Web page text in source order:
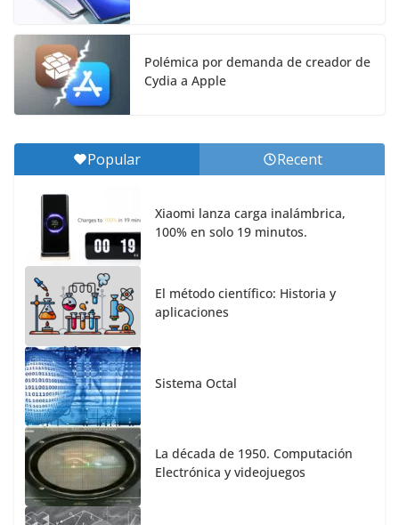
Polémica por demanda de creador de
Cydia a Apple
Popular Recent
Xiaomi lanza carga inalámbrica,
100% en solo 19 minutos.
El método científico: Historia y
aplicaciones
Sistema Octal
La década de 1950. Computación
Electrónica y videojuegos